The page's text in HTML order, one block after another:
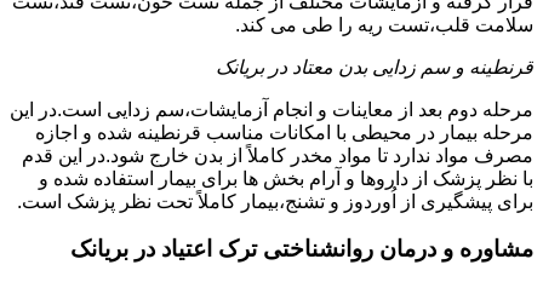
سلامت قلب،تست ریه را طی می کند.
قرنطینه و سم زدایی بدن معتاد در بریانک
مرحله دوم بعد از معاینات و انجام آزمایشات،سم زدایی است.در این
مرحله بیمار در محیطی با امکانات مناسب قرنطینه شده و اجازه
مصرف مواد ندارد تا مواد مخدر کاملاً از بدن خارج شود.در این قدم
با نظر پزشک از داروها و آرام بخش ها برای بیمار استفاده شده و
برای پیشگیری از اُوردوز و تشنج،بیمار کاملاً تحت نظر پزشک است.
مشاوره و درمان روانشناختی ترک اعتیاد در بریانک